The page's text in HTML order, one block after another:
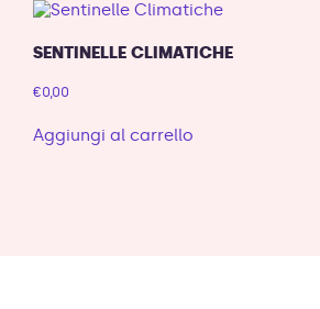
SENTINELLE CLIMATICHE
€0,00
Aggiungi al carrello